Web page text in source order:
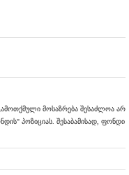
მოსაზრება შესაძლოა არ
პოზიციას. შესაბამისად, ფონდი